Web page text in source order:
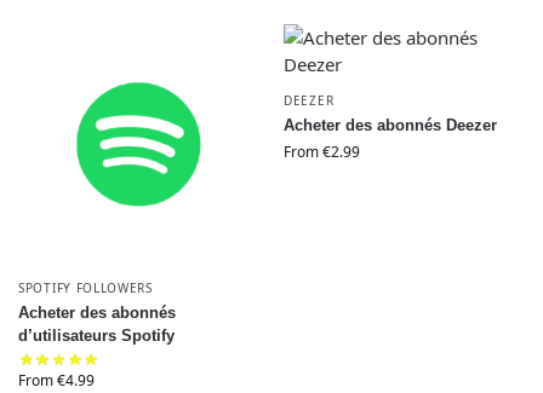
SPOTIFY FOLLOWERS
Acheter des abonnés
d’utilisateurs Spotify
From€4.99
DEEZER
Acheter des abonnés Deezer
From€2.99